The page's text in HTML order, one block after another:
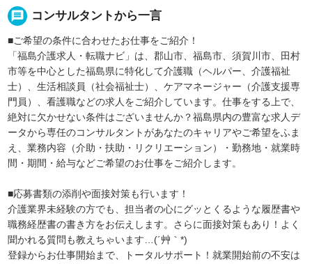
message コンサルタントから一言
■ご希望の条件に合わせたお仕事をご紹介！
「福島介護求人・転職ナビ」は、郡山市、福島市、須賀川市、田村
市等を中心とした福島県に特化して介護職（ヘルパー、介護福祉
士）、生活相談員（社会福祉士）、ケアマネージャー（介護支援専
門員）、看護職などの求人をご紹介しています。仕事をする上で、
絶対に欠かせない条件はございませんか？福島県内の豊富な求人デ
ータから専任のコンサルタントがあなたのキャリアやご希望をふま
え、業務内容（介助・扶助・リクリエーション）・勤務地・就業時
間・期間・給与などご希望のお仕事をご紹介します。
■応募書類の添削や面接対策も行います！
介護業界未経験の方でも、担当者の心にグッとくるような履歴書や
職務経歴書の書き方をお伝えします。さらに面接対策もあり！よく
聞かれる質問も教えちゃいます…(´艸｀*)
登録からお仕事開始まで、トータルサポート！就業開始前の不安は